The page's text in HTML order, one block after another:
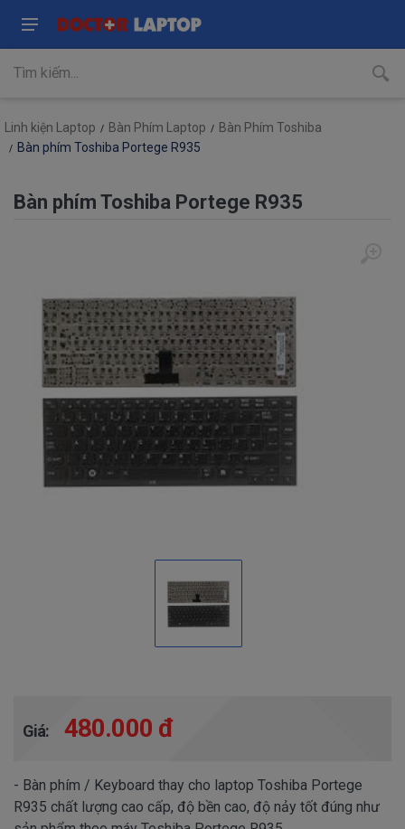
Linh kiện Laptop Bàn Phím Laptop
Bàn Phím Toshiba
Bàn phím Toshiba Portege R935
Bàn phím Toshiba Portege R935
Giá: 480.000 đ
- Bàn phím / Keyboard thay cho laptop Toshiba Portege
R935 chất lượng cao cấp, độ bền cao, độ nảy tốt đúng như